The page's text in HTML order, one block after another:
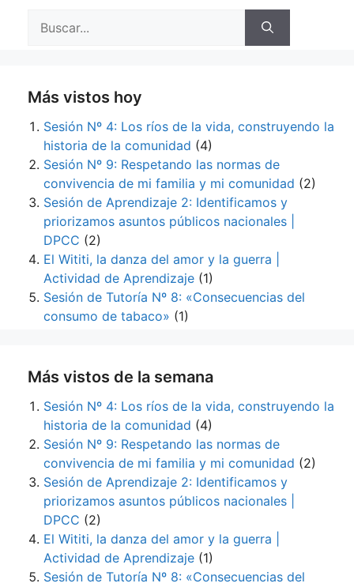
Más vistos hoy
Sesión Nº 4: Los ríos de la vida, construyendo la
historia de la comunidad (4)
Sesión Nº 9: Respetando las normas de
convivencia de mi familia y mi comunidad (2)
Sesión de Aprendizaje 2: Identificamos y
priorizamos asuntos públicos nacionales |
DPCC (2)
El Wititi, la danza del amor y la guerra |
Actividad de Aprendizaje (1)
Sesión de Tutoría Nº 8: «Consecuencias del
consumo de tabaco» (1)
Más vistos de la semana
Sesión Nº 4: Los ríos de la vida, construyendo la
historia de la comunidad (4)
Sesión Nº 9: Respetando las normas de
convivencia de mi familia y mi comunidad (2)
Sesión de Aprendizaje 2: Identificamos y
priorizamos asuntos públicos nacionales |
DPCC (2)
El Wititi, la danza del amor y la guerra |
Actividad de Aprendizaje (1)
Sesión de Tutoría Nº 8: «Consecuencias del